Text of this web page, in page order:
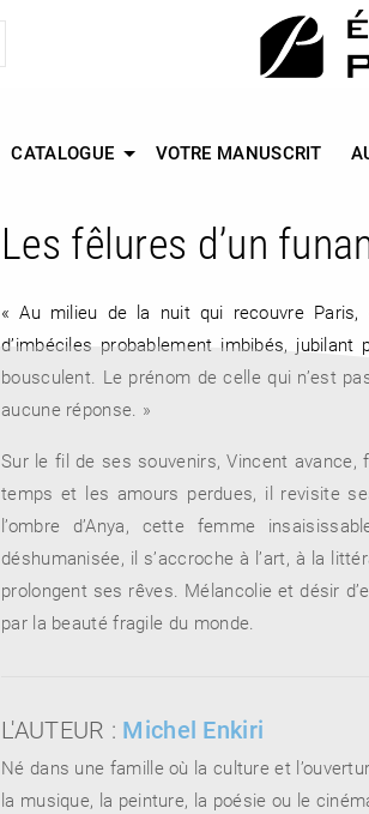
CATALOGUE VOTRE MANUSCRIT
Les fêlures d’un
« Au milieu de la nuit qui recouvre
d’imbéciles probablement imbibés,
bousculent. Le prénom de celle qui n’est
aucune réponse. »
Sur le fil de ses souvenirs, Vincent
temps et les amours perdues, il revisite
l’ombre d’Anya, cette femme
déshumanisée, il s’accroche à l’art, à la
prolongent ses rêves. Mélancolie et désir
par la beauté fragile du monde.
L'AUTEUR : Michel Enkiri
Né dans une famille où la culture et
la musique, la peinture, la poésie ou le